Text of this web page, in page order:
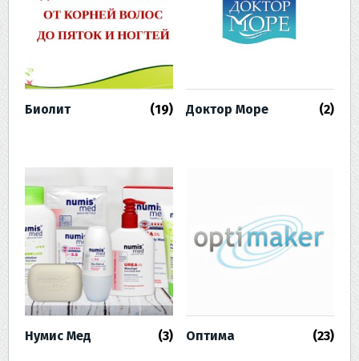
Биолит (19) Доктор Море (2)
Нумис Мед (3) Оптима (23)